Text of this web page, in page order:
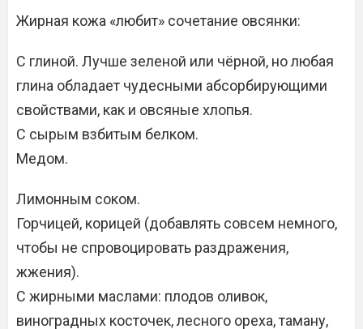
Жирная кожа «любит» сочетание овсянки:
С глиной. Лучше зеленой или чёрной, но любая
глина обладает чудесными абсорбирующими
свойствами, как и овсяные хлопья.
С сырым взбитым белком.
Медом.
Лимонным соком.
Горчицей, корицей (добавлять совсем немного,
чтобы не спровоцировать раздражения,
жжения).
С жирными маслами: плодов оливок,
виноградных косточек, лесного ореха, таману,